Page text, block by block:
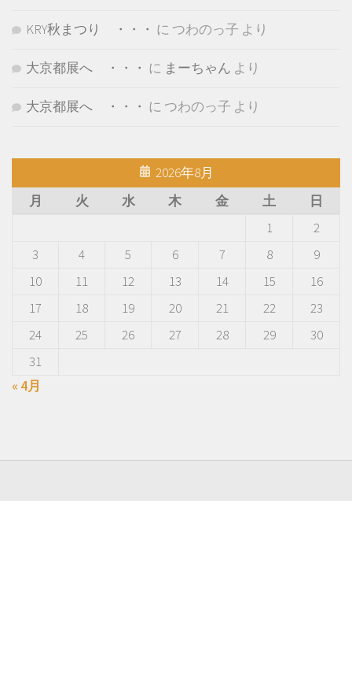
KRY秋まつり ・・・ に つわのっ子 より
大京都展へ ・・・ に まーちゃん より
大京都展へ ・・・ に つわのっ子 より
2026年8月
月
火 水 木 金 土
日
1
2
3
4 5 6 7 8
9
10
11 12 13 14 15
16
17
18 19 20 21 22
23
24
25 26 27 28 29
30
31
« 4月